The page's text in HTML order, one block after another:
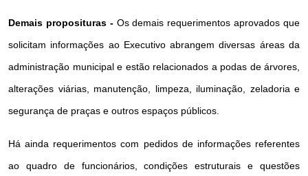
Demais proposituras -Os demais requerimentos aprovados que
solicitam informações ao Executivo abrangem diversas áreas da
administração municipal e estão relacionados a podas de árvores,
alterações viárias, manutenção, limpeza, iluminação, zeladoria e
segurança de praças e outros espaços públicos.
Há ainda requerimentos com pedidos de informações referentes
ao quadro de funcionários, condições estruturais e questões